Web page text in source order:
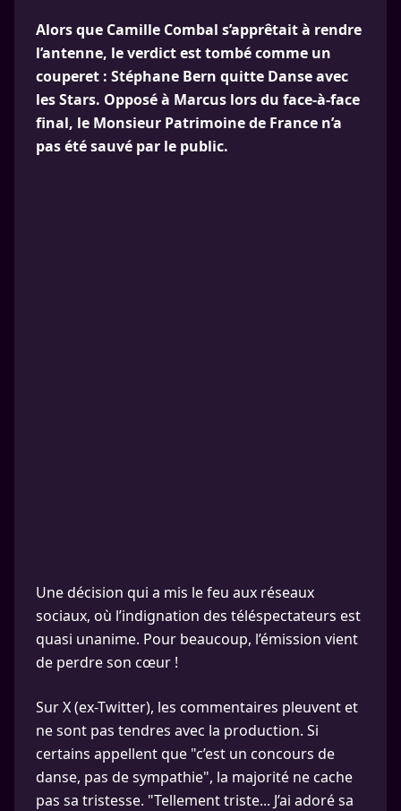
Alors que Camille Combal s’apprêtait à rendre
l’antenne, le verdict est tombé comme un
couperet : Stéphane Bern quitte Danse avec
les Stars. Opposé à Marcus lors du face-à-face
final, le Monsieur Patrimoine de France n’a
pas été sauvé par le public.
Une décision qui a mis le feu aux réseaux
sociaux, où l’indignation des téléspectateurs est
quasi unanime. Pour beaucoup, l’émission vient
de perdre son cœur !
Sur X (ex-Twitter), les commentaires pleuvent et
ne sont pas tendres avec la production. Si
certains appellent que "c’est un concours de
danse, pas de sympathie", la majorité ne cache
pas sa tristesse. "Tellement triste... J’ai adoré sa